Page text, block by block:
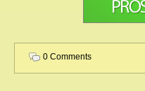
0 Comments